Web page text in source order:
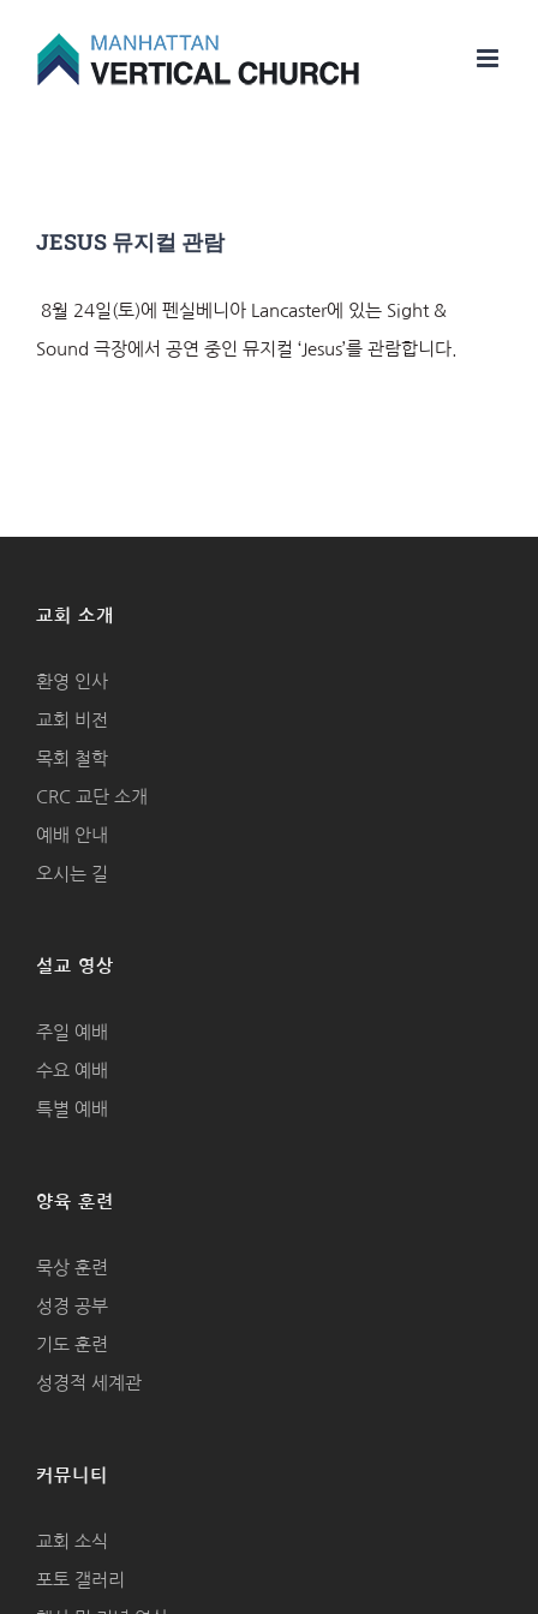
JESUS 뮤지컬 관람
8월 24일(토)에 펜실베니아 Lancaster에 있는 Sight &
Sound 극장에서 공연 중인 뮤지컬 ‘Jesus’를 관람합니다.
교회 소개
환영 인사
교회 비전
목회 철학
CRC 교단 소개
예배 안내
오시는 길
설교 영상
주일 예배
수요 예배
특별 예배
양육 훈련
묵상 훈련
성경 공부
기도 훈련
성경적 세계관
커뮤니티
교회 소식
포토 갤러리